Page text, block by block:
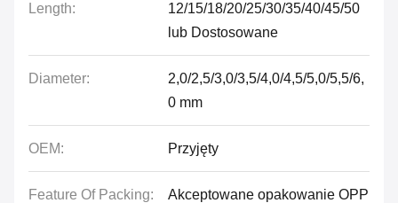
Length:
12/15/18/20/25/30/35/40/45/50
lub Dostosowane
Diameter:
2,0/2,5/3,0/3,5/4,0/4,5/5,0/5,5/6,
0 mm
OEM: Przyjęty
Feature Of Packing:
Akceptowane opakowanie OPP